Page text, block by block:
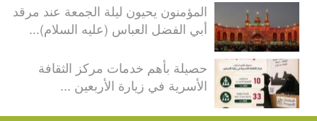
المؤمنون يحيون ليلة الجمعة عند مرقد
أبي الفضل العباس (عليه السلام)...
حصيلة بأهم خدمات مركز الثقافة
الأسرية في زيارة الأربعين ...